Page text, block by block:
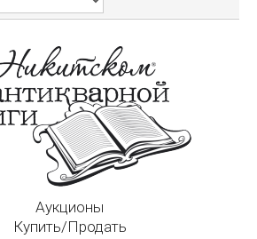
Аукционы
Купить/Продать